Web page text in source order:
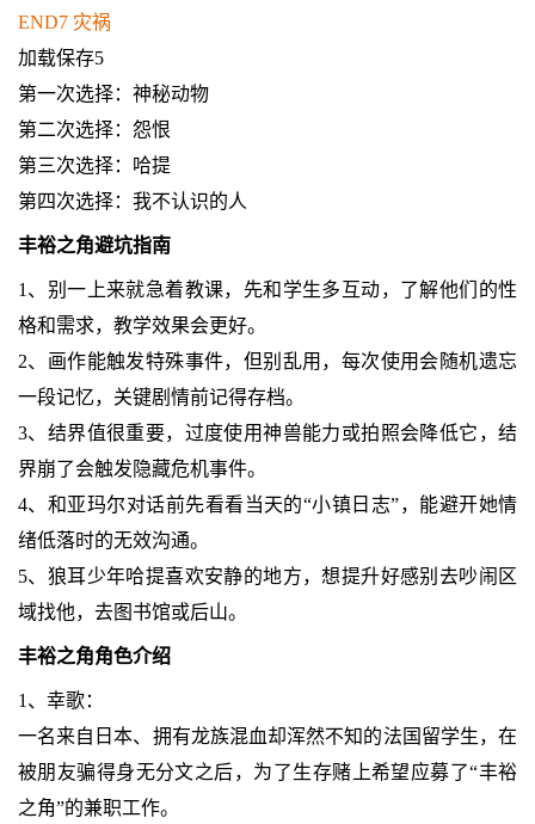
END7 灾祸
加载保存5
第一次选择：神秘动物
第二次选择：怨恨
第三次选择：哈提
第四次选择：我不认识的人
丰裕之角避坑指南
1、别一上来就急着教课，先和学生多互动，了解他们的性
格和需求，教学效果会更好。
2、画作能触发特殊事件，但别乱用，每次使用会随机遗忘
一段记忆，关键剧情前记得存档。
3、结界值很重要，过度使用神兽能力或拍照会降低它，结
界崩了会触发隐藏危机事件。
4、和亚玛尔对话前先看看当天的“小镇日志”，能避开她情
绪低落时的无效沟通。
5、狼耳少年哈提喜欢安静的地方，想提升好感别去吵闹区
域找他，去图书馆或后山。
丰裕之角角色介绍
1、幸歌：
一名来自日本、拥有龙族混血却浑然不知的法国留学生，在
被朋友骗得身无分文之后，为了生存赌上希望应募了“丰裕
之角”的兼职工作。